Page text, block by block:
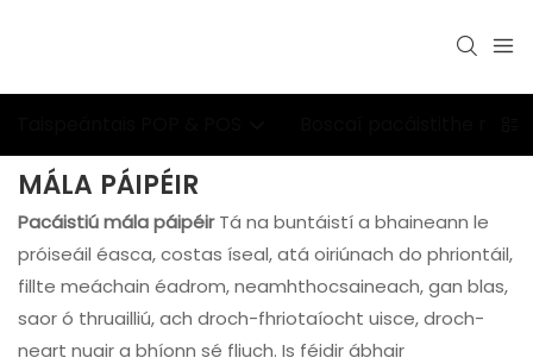
MÁLA PÁIPÉIR
Pacáistiú mála páipéirTá na buntáistí a bhaineann le
próiseáil éasca, costas íseal, atá oiriúnach do phriontáil,
fillte meáchain éadrom, neamhthocsaineach, gan blas,
saor ó thruailliú, ach droch-fhriotaíocht uisce, droch-
neart nuair a bhíonn sé fliuch. Is féidir ábhair